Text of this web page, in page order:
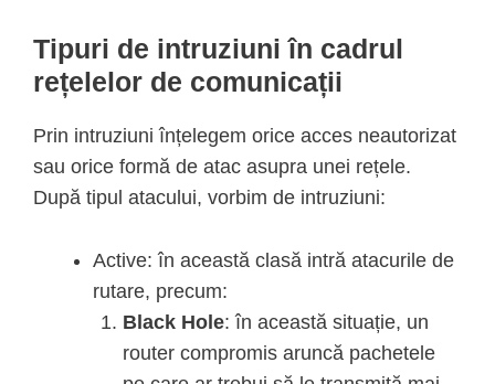
Tipuri de intruziuni în cadrul
rețelelor de comunicații
Prin intruziuni înțelegem orice acces neautorizat
sau orice formă de atac asupra unei rețele.
După tipul atacului, vorbim de intruziuni:
Active: în această clasă intră atacurile de
rutare, precum:
Black Hole: în această situație, un
router compromis aruncă pachetele